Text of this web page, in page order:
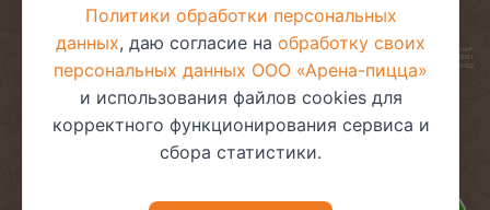
© 2025 ООО «Арена-пицца»
УНП 391272611
Магазин зарегистрирован в торговом реестре 08.05.2017 №381622
Политики обработки персональных
данных, даю согласие на обработку своих
персональных данных ООО «Арена-пицца»
и использования файлов cookies для
корректного функционирования сервиса и
сбора статистики.